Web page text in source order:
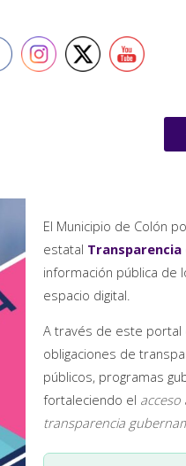
El Municipio de Colón
estatal
información pública de
espacio digital.
A través de este portal
obligaciones de
públicos, programas
fortaleciendo el
transparencia